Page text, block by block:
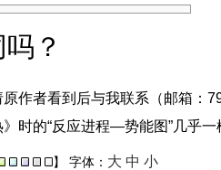
？
作者看到后与我联系（邮箱：
时的“反应进程—势能图”几乎
】 字体： 大 中 小